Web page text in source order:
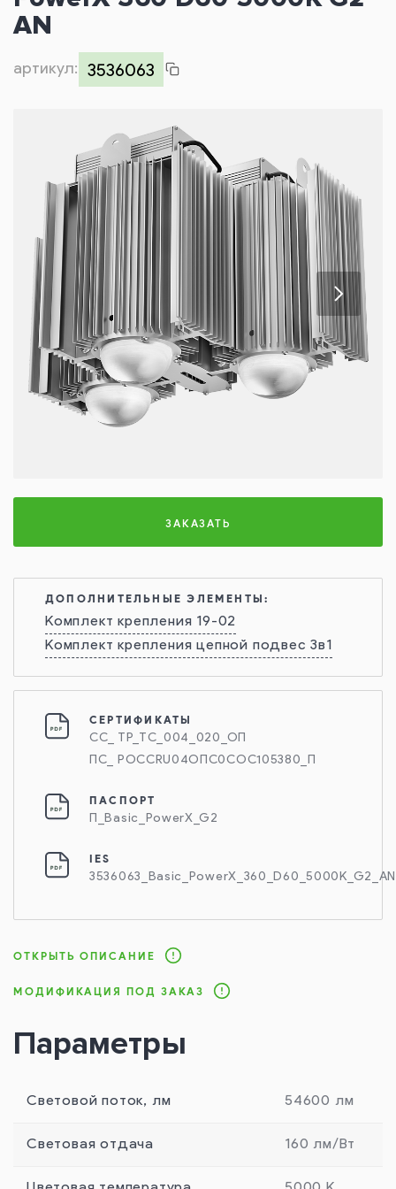
Контакты
AN
артикул: 3536063
ЗАКАЗАТЬ
ДОПОЛНИТЕЛЬНЫЕ ЭЛЕМЕНТЫ:
Комплект крепления 19-02
Комплект крепления цепной подвес 3в1
СЕРТИФИКАТЫ
СС_ ТР_ТС_004_020_ОП
ПС_ РОССRU04ОПС0СОС105380_П
ПАСПОРТ
П_Basic_PowerX_G2
IES
3536063_Basic_PowerX_360_D60_5000K_G2_AN
ОТКРЫТЬ ОПИСАНИЕ
МОДИФИКАЦИЯ ПОД ЗАКАЗ
Параметры
Световой поток, лм 54600 лм
Световая отдача 160 лм/Вт